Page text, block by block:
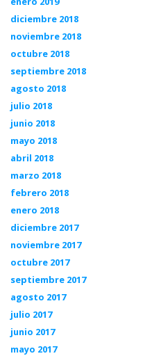
diciembre 2018
noviembre 2018
octubre 2018
septiembre 2018
agosto 2018
julio 2018
junio 2018
mayo 2018
abril 2018
marzo 2018
febrero 2018
enero 2018
diciembre 2017
noviembre 2017
octubre 2017
septiembre 2017
agosto 2017
julio 2017
junio 2017
mayo 2017